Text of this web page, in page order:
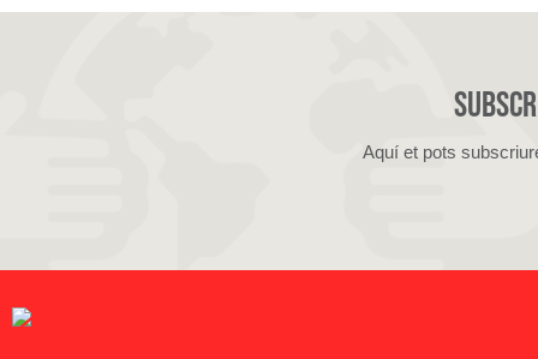
Aquí et pots